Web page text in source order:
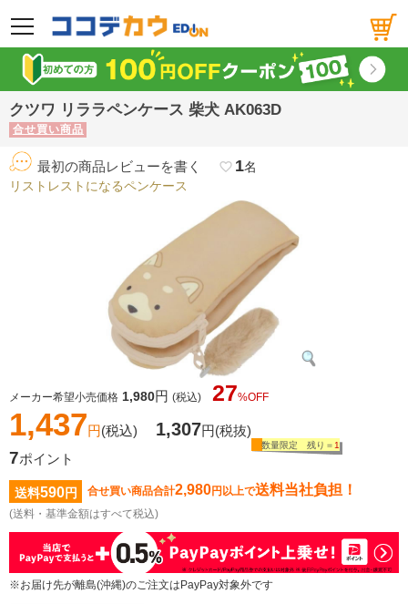
メニュー
クツワ リララペンケース 柴犬 AK063D
合せ買い商品
最初の商品レビューを書く favorite_border 1名
リストレストになるペンケース
メーカー希望小売価格 1,980円 (税込) 27%OFF
1,437円(税込) 1,307円(税抜)
7ポイント
数量限定 残り＝ 1
送料590円 合せ買い商品合計2,980円以上で送料当社負担！
(送料・基準金額はすべて税込)
※お届け先が離島(沖縄)のご注文はPayPay対象外です